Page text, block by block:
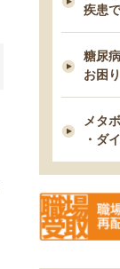
MFS定期
更について
2025/12/
MFSお試
時変更につ
2025/11/
11/18 臨時
疾患
糖尿
お困
メタ
・ダ